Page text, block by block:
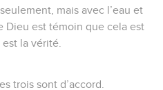
mais avec l’eau et
Dieu est témoin que cela est
la vérité.
trois sont d’accord.